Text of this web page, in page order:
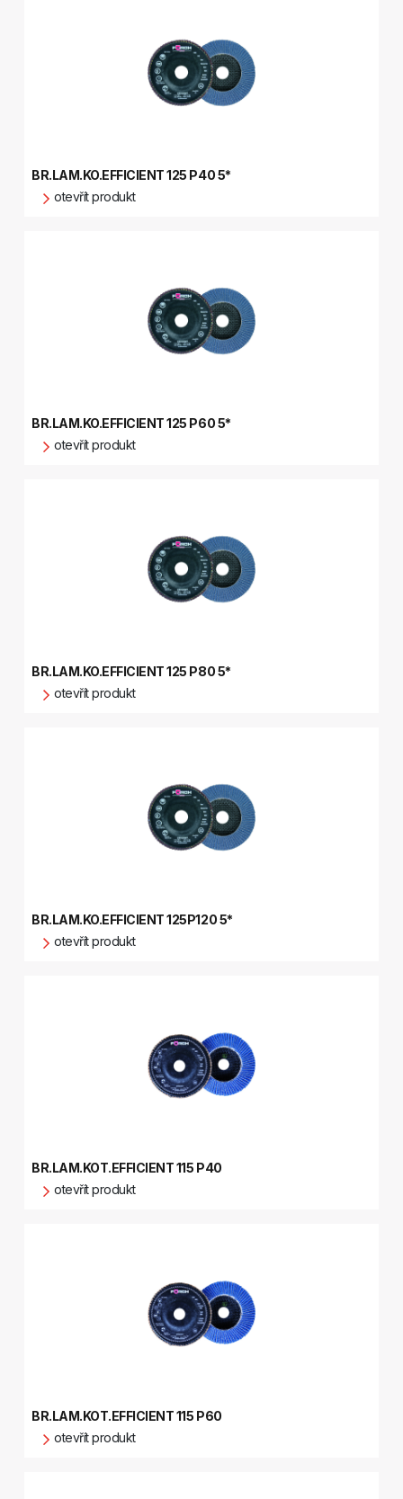
BR.LAM.KO.EFFICIENT 125 P40 5*
otevřít produkt
BR.LAM.KO.EFFICIENT 125 P60 5*
otevřít produkt
BR.LAM.KO.EFFICIENT 125 P80 5*
otevřít produkt
BR.LAM.KO.EFFICIENT 125P120 5*
otevřít produkt
BR.LAM.KOT.EFFICIENT 115 P40
otevřít produkt
BR.LAM.KOT.EFFICIENT 115 P60
otevřít produkt